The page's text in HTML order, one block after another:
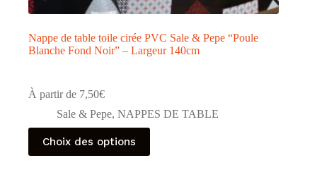
Nappe de table toile cirée PVC Sale & Pepe “Poule
Blanche Fond Noir” – Largeur 140cm
À partir de 7,50€
Sale & Pepe, NAPPES DE TABLE
Choix des options
Ce
produit
a